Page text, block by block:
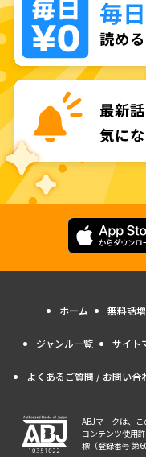
ホーム 無料話
ジャンル一覧 サイト
よくあるご質問 / お問い合
ABJマークは、
コンテンツ使用
標（登録番号 第